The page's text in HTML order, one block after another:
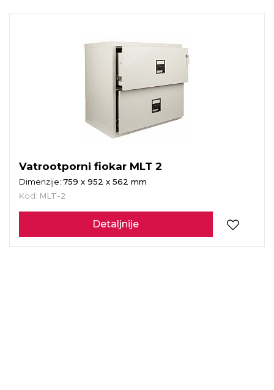
Vatrootporni fiokar MLT 2
Dimenzije: 759 x 952 x 562 mm
Kod: MLT-2
Detaljnije